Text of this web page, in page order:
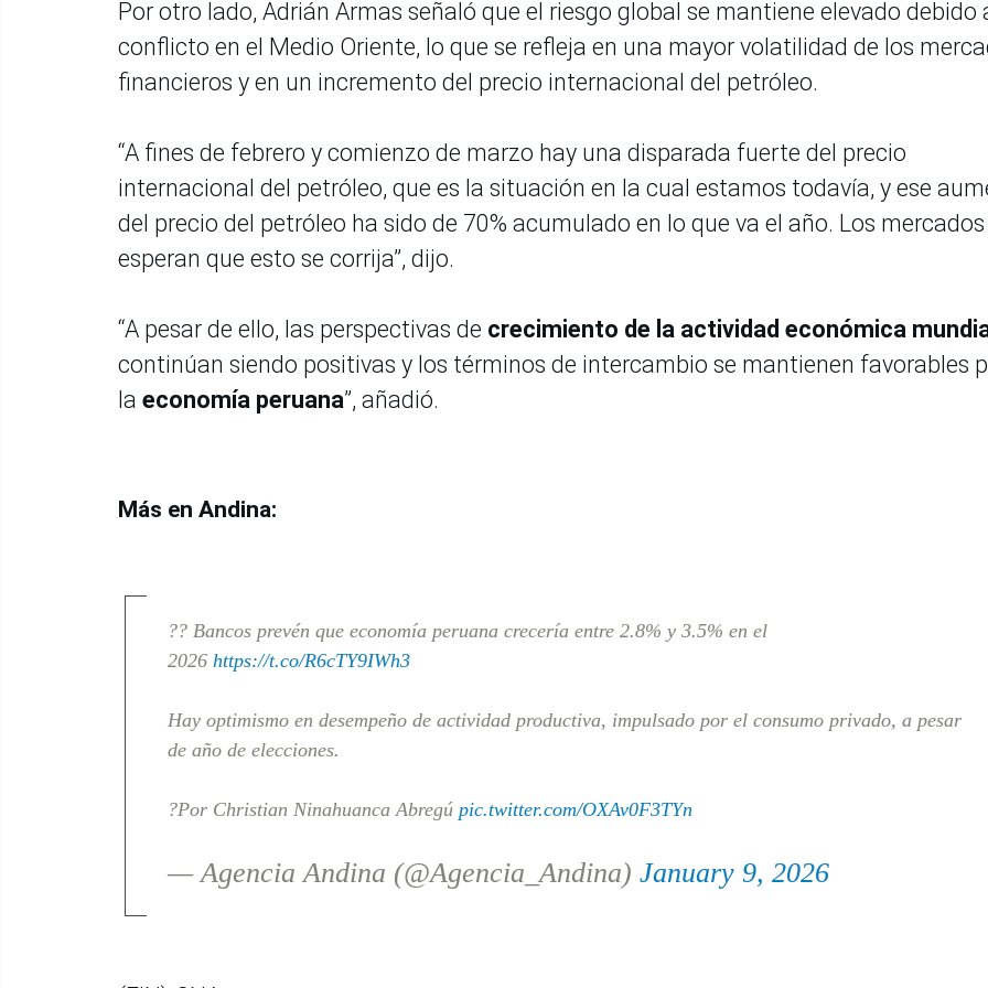
Por otro lado, Adrián Armas señaló que el riesgo global se mantiene elevado debido
conflicto en el Medio Oriente, lo que se refleja en una mayor volatilidad de los
financieros y en un incremento del precio internacional del petróleo.
“A fines de febrero y comienzo de marzo hay una disparada fuerte del precio
internacional del petróleo, que es la situación en la cual estamos todavía, y ese
del precio del petróleo ha sido de 70% acumulado en lo que va el año. Los mercados
esperan que esto se corrija”, dijo.
“A pesar de ello, las perspectivas de crecimiento de la actividad económica
continúan siendo positivas y los términos de intercambio se mantienen favorables
la economía peruana”, añadió.
Más en Andina:
?? Bancos prevén que economía peruana crecería entre 2.8% y 3.5% en el
2026 https://t.co/R6cTY9IWh3
Hay optimismo en desempeño de actividad productiva, impulsado por el consumo privado, a pesar
de año de elecciones.
?Por Christian Ninahuanca Abregú pic.twitter.com/OXAv0F3TYn
— Agencia Andina (@Agencia_Andina) January 9, 2026